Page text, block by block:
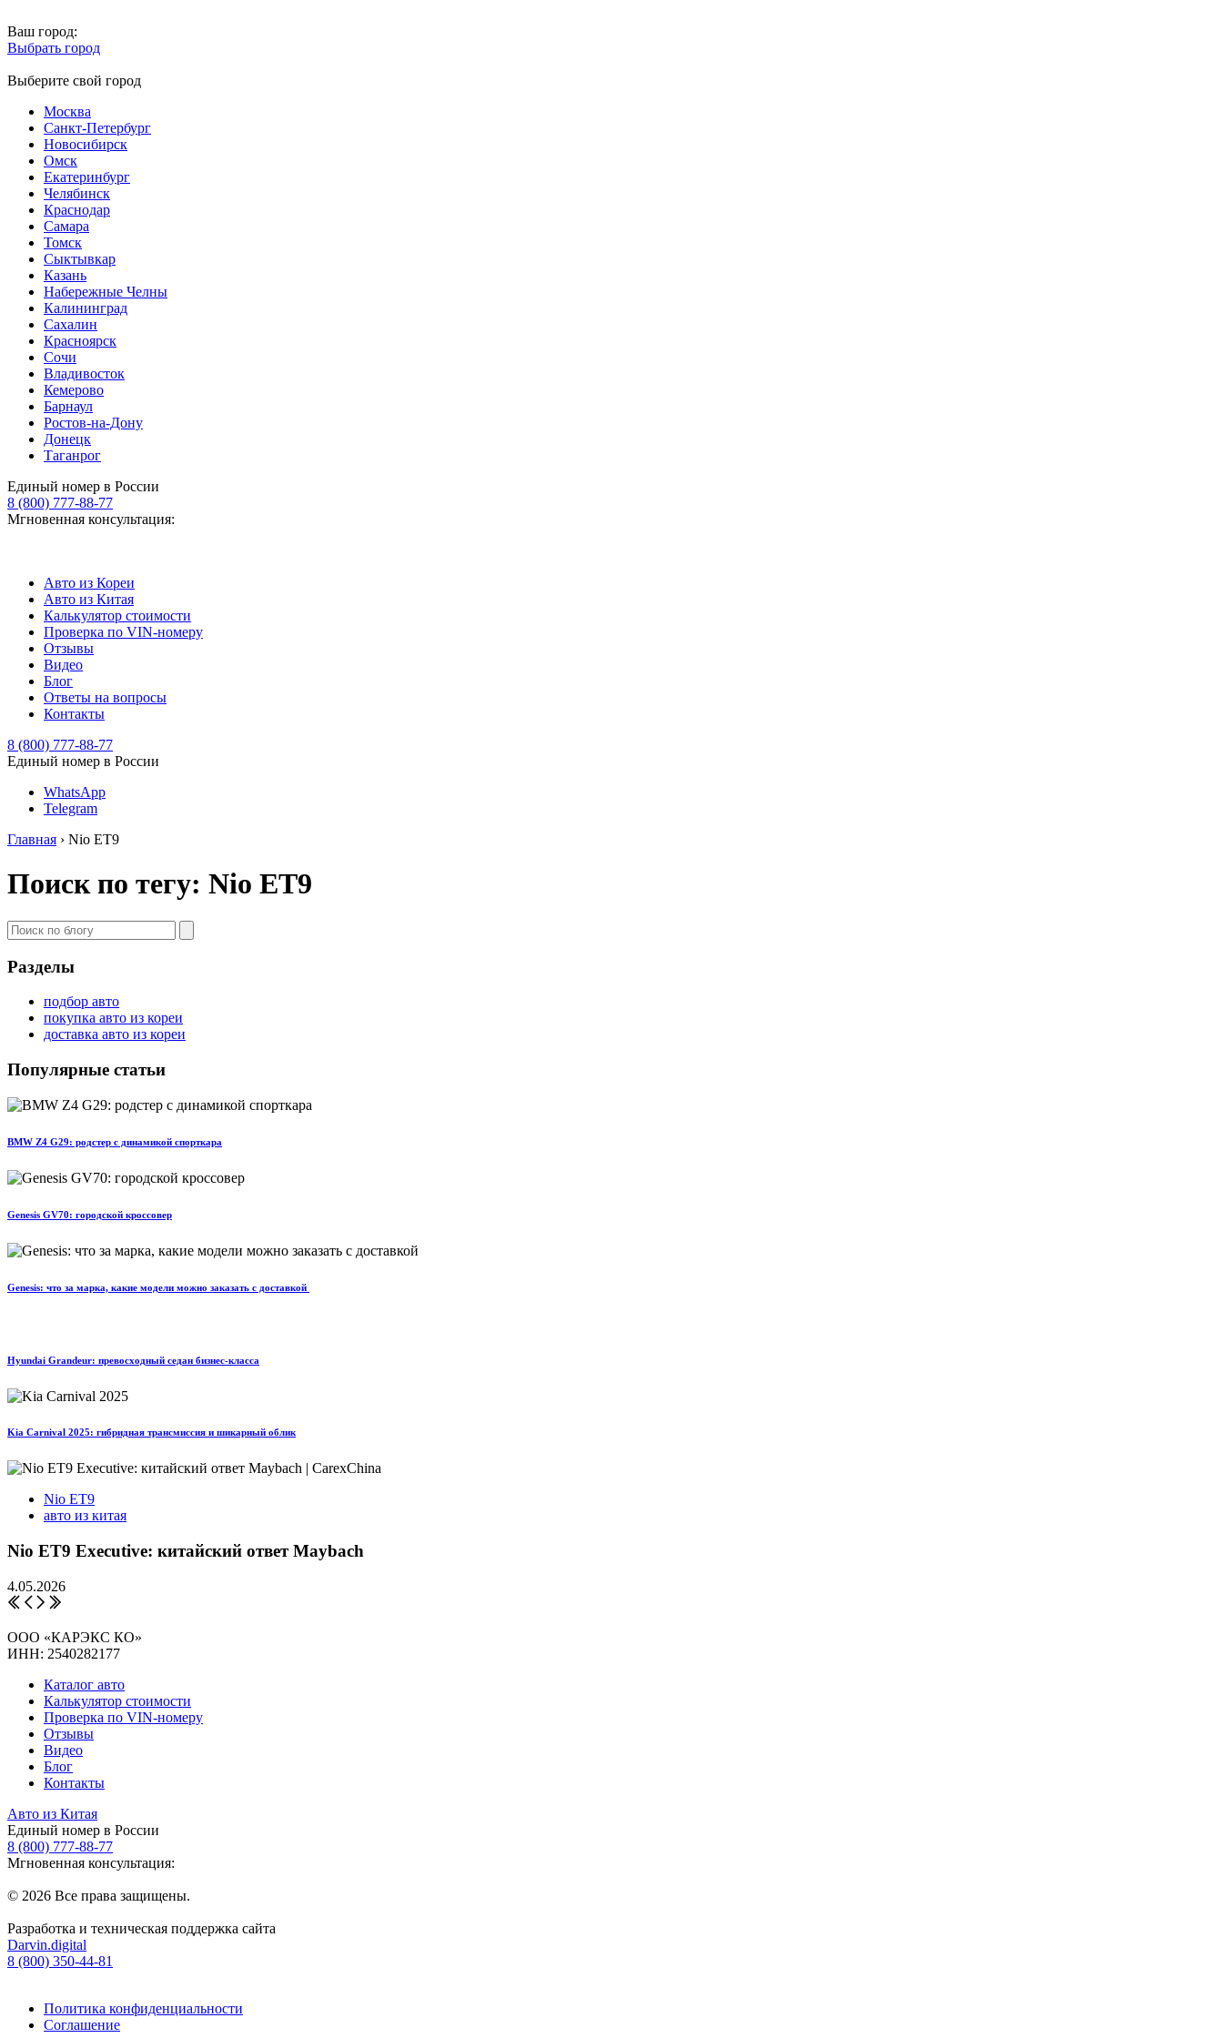
Ваш город:
Выбрать город
Выберите свой город
Москва
Санкт-Петербург
Новосибирск
Омск
Екатеринбург
Челябинск
Краснодар
Самара
Томск
Сыктывкар
Казань
Набережные Челны
Калининград
Сахалин
Красноярск
Сочи
Владивосток
Кемерово
Барнаул
Ростов-на-Дону
Донецк
Таганрог
Единый номер в России
8 (800) 777-88-77
Мгновенная консультация:
Авто из Кореи
Авто из Китая
Калькулятор стоимости
Проверка по VIN-номеру
Отзывы
Видео
Блог
Ответы на вопросы
Контакты
8 (800) 777-88-77
Единый номер в России
WhatsApp
Telegram
Главная › Nio ET9
Поиск по тегу: Nio ET9
Разделы
подбор авто
покупка авто из кореи
доставка авто из кореи
Популярные статьи
BMW Z4 G29: родстер с динамикой спорткара
Genesis GV70: городской кроссовер
Genesis: что за марка, какие модели можно заказать с доставкой
Hyundai Grandeur: превосходный седан бизнес-класса
Kia Carnival 2025: гибридная трансмиссия и шикарный облик
Nio ET9
авто из китая
Nio ET9 Executive: китайский ответ Maybach
4.05.2026
ООО «КАРЭКС КО»
ИНН: 2540282177
Каталог авто
Калькулятор стоимости
Проверка по VIN-номеру
Отзывы
Видео
Блог
Контакты
Авто из Китая
Единый номер в России
8 (800) 777-88-77
Мгновенная консультация:
© 2026 Все права защищены.
Разработка и техническая поддержка сайта
Darvin.digital
8 (800) 350-44-81
Политика конфиденциальности
Соглашение